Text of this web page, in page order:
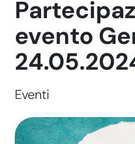
evento
Eventi